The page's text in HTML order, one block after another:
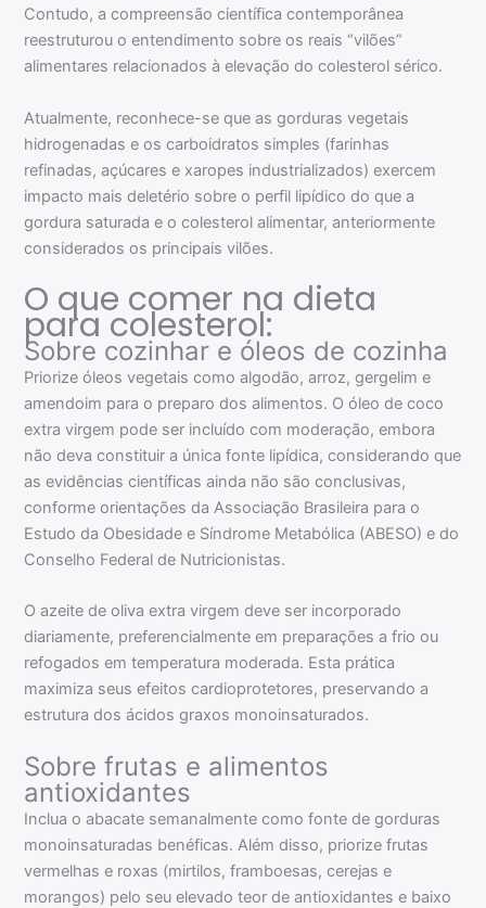
Contudo, a compreensão científica contemporânea
reestruturou o entendimento sobre os reais “vilões”
alimentares relacionados à elevação do colesterol sérico.
Atualmente, reconhece-se que as gorduras vegetais
hidrogenadas e os carboidratos simples (farinhas
refinadas, açúcares e xaropes industrializados) exercem
impacto mais deletério sobre o perfil lipídico do que a
gordura saturada e o colesterol alimentar, anteriormente
considerados os principais vilões.
O que comer na dieta
para colesterol:
Sobre cozinhar e óleos de cozinha
Priorize óleos vegetais como algodão, arroz, gergelim e
amendoim para o preparo dos alimentos. O óleo de coco
extra virgem pode ser incluído com moderação, embora
não deva constituir a única fonte lipídica, considerando que
as evidências científicas ainda não são conclusivas,
conforme orientações da Associação Brasileira para o
Estudo da Obesidade e Síndrome Metabólica (ABESO) e do
Conselho Federal de Nutricionistas.
O azeite de oliva extra virgem deve ser incorporado
diariamente, preferencialmente em preparações a frio ou
refogados em temperatura moderada. Esta prática
maximiza seus efeitos cardioprotetores, preservando a
estrutura dos ácidos graxos monoinsaturados.
Sobre frutas e alimentos
antioxidantes
Inclua o abacate semanalmente como fonte de gorduras
monoinsaturadas benéficas. Além disso, priorize frutas
vermelhas e roxas (mirtilos, framboesas, cerejas e
morangos) pelo seu elevado teor de antioxidantes e baixo